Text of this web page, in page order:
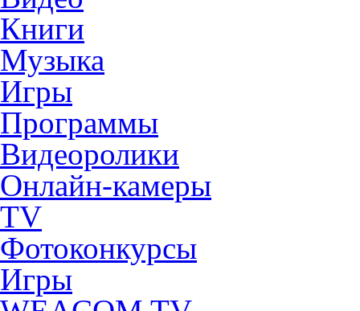
Книги
Музыка
Игры
Программы
Видеоролики
Онлайн-камеры
TV
Фотоконкурсы
Игры